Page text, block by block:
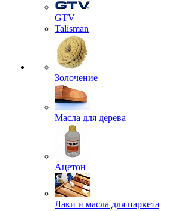
GTV
Talisman
Золочение
Масла для дерева
Ацетон
Лаки и масла для паркета